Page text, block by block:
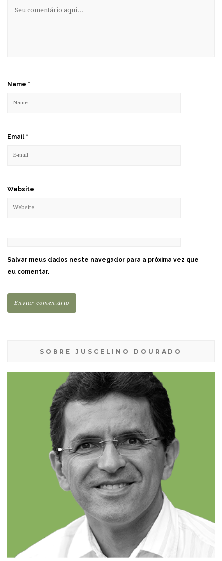
Name *
Email *
Website
Salvar meus dados neste navegador para a próxima vez que
eu comentar.
SOBRE JUSCELINO DOURADO